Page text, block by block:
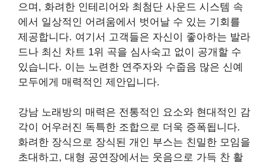
으며, 화려한 인테리어와 최첨단 사운드 시스템 속
에서 일상적인 어려움에서 벗어날 수 있는 기회를
제공합니다. 여기서 고객들은 자신이 좋아하는 발라
드나 최신 차트 1위 곡을 심사숙고 없이 공개할 수
있습니다. 이는 노련한 연주자와 수줍음 많은 신예
모두에게 매력적인 제안입니다.
강남 노래방의 매력은 전통적인 요소와 현대적인 감
각이 어우러진 독특한 조합으로 더욱 증폭됩니다.
화려한 장식으로 장식된 개인 부스는 친밀한 모임을
초대하고, 대형 공연장에서는 웃음으로 가득 찬 활